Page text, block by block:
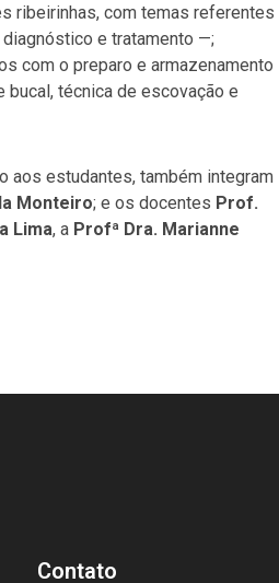
ribeirinhas, com temas referentes
e tratamento —;
com o preparo e armazenamento
técnica de escovação e
aos estudantes, também integram
Monteiro; e os docentes Prof.
Lima, a Profª Dra. Marianne
Contato